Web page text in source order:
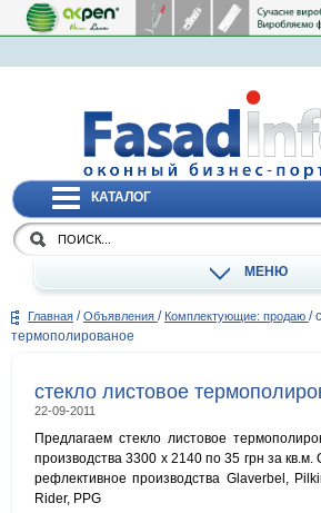
КАТАЛОГ
МЕНЮ
Главная / Объявления / Комплектующие: продаю /
термополированое
стекло листовое
22-09-2011
Предлагаем стекло листовое
производства 3300 х 2140 по 35 грн за
рефлективное производства Glaverbel,
Rider, PPG